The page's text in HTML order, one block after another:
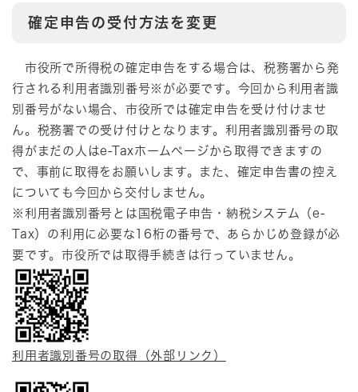
確定申告の受付方法を変更
市役所で所得税の確定申告をする場合は、税務署から発
行される利用者識別番号※が必要です。今回から利用者識
別番号がない場合、市役所では確定申告を受け付けませ
ん。税務署での受け付けとなります。利用者識別番号の取
得がまだの人はe-Taxホームページから取得できますの
で、事前に取得をお願いします。また、確定申告書の控え
についても今回から交付しません。
​※利用者識別番号とは国税電子申告・納税システム（e-
Tax）の利用に必要な16桁の番号で、あらかじめ登録が必
要です。市役所では取得手続きは行っていません。
利用者識別番号の取得（外部リンク）